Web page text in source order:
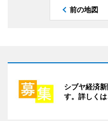
前の地図
シブヤ経済
す。詳しくは